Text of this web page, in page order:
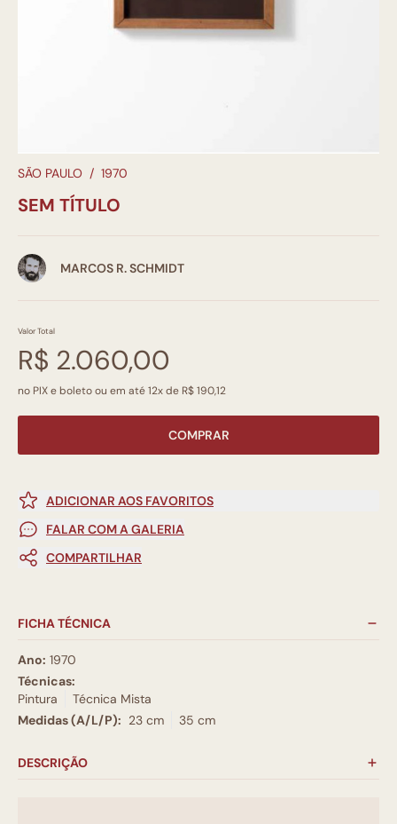
SÃO PAULO / 1970
SEM TÍTULO
MARCOS R. SCHMIDT
Valor Total
R$ 2.060,00
no PIX e boleto ou em até 12x de R$ 190,12
COMPRAR
ADICIONAR AOS FAVORITOS
FALAR COM A GALERIA
COMPARTILHAR
FICHA TÉCNICA
Ano: 1970
Técnicas:
Pintura
Técnica Mista
Medidas (A/L/P): 23 cm 35 cm
DESCRIÇÃO